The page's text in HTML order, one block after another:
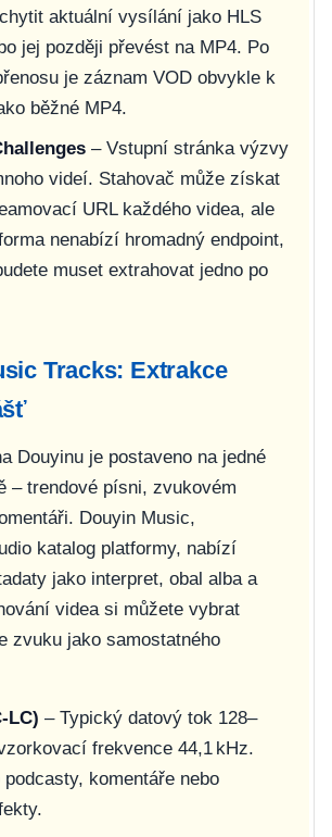
aktuální vysílání jako HLS
jej později převést na MP4. Po
je záznam VOD obvykle k
běžné MP4.
– Vstupní stránka výzvy
videí. Stahovač může získat
URL každého videa, ale
nenabízí hromadný endpoint,
muset extrahovat jedno po
Tracks: Extrakce
Douyinu je postaveno na jedné
– trendové písni, zvukovém
Douyin Music,
katalog platformy, nabízí
jako interpret, obal alba a
videa si můžete vybrat
zvuku jako samostatného
LC) – Typický datový tok 128–
frekvence 44,1 kHz.
komentáře nebo